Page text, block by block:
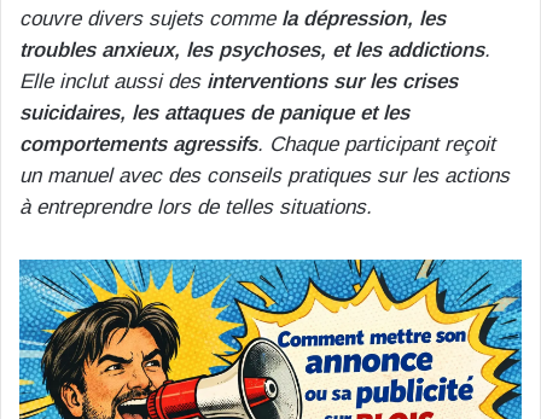
couvre divers sujets comme la dépression, les
troubles anxieux, les psychoses, et les addictions.
Elle inclut aussi des interventions sur les crises
suicidaires, les attaques de panique et les
comportements agressifs. Chaque participant reçoit
un manuel avec des conseils pratiques sur les actions
à entreprendre lors de telles situations.